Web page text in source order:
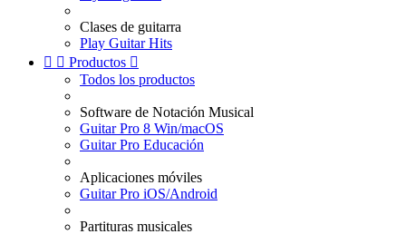
Clases de guitarra
Play Guitar Hits
  Productos 
Todos los productos
Software de Notación Musical
Guitar Pro 8 Win/macOS
Guitar Pro Educación
Aplicaciones móviles
Guitar Pro iOS/Android
Partituras musicales